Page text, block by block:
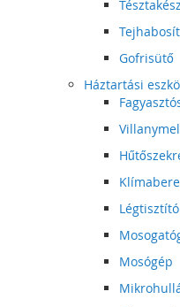
Gofrisütő
Háztartási
Mosógép